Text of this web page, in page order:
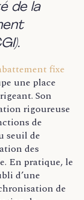
de la
fixe
une place
Son
rigoureuse
de
seuil de
des
En pratique, le
d’une
de